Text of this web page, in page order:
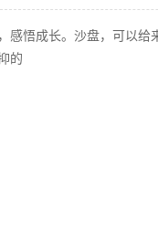
悟成长。沙盘，可以给
的